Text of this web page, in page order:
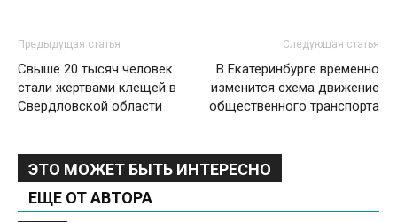
Предыдущая статья
Свыше 20 тысяч человек
стали жертвами клещей в
Свердловской области
Следующая статья
В Екатеринбурге временно
изменится схема движение
общественного транспорта
ЭТО МОЖЕТ БЫТЬ ИНТЕРЕСНО
ЕЩЕ ОТ АВТОРА